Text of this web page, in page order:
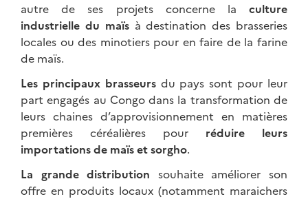
autre de ses projets concerne la culture
industrielle du maïsà destination des brasseries
locales ou des minotiers pour en faire de la farine
de maïs.
Les principaux brasseursdu pays sont pour leur
part engagés au Congo dans la transformation de
leurs chaines d’approvisionnement en matières
premières céréalières pour réduire leurs
importationsde maïs et sorgho.
La grande distribution souhaite améliorer son
offre en produits locaux (notamment maraichers